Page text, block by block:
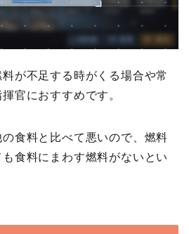
が不足する時がくる場合や常
官におすすめです。
食料と比べて悪いので、燃料
食料にまわす燃料がないとい